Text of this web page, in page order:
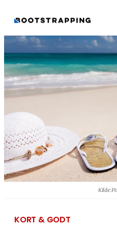
Kilde:
KORT & GODT